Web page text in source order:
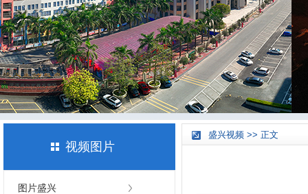
视频图片
图片盛兴
盛兴视频 >> 正文